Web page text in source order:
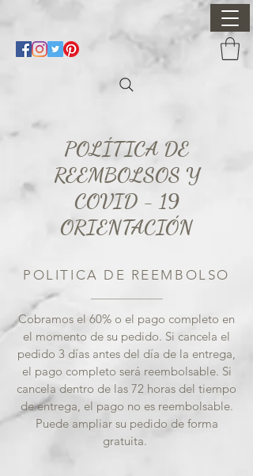
POLÍTICA DE
REEMBOLSOS Y
COVID - 19
ORIENTACIÓN
POLITICA DE REEMBOLSO
Cobramos el 60% o el pago completo en
el momento de su pedido. Si cancela el
pedido 3 días antes del día de la entrega,
el pago completo será reembolsable. Si
cancela dentro de las 72 horas del tiempo
de entrega, el pago no es reembolsable.
Puede ampliar su pedido de forma
gratuita.